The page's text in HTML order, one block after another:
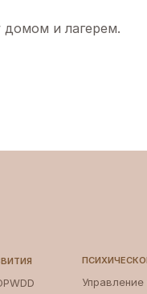
и лагерем.